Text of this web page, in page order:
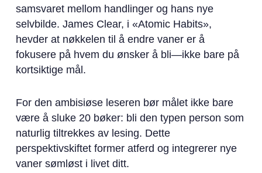
samsvaret mellom handlinger og hans nye
selvbilde. James Clear, i «Atomic Habits»,
hevder at nøkkelen til å endre vaner er å
fokusere på hvem du ønsker å bli—ikke bare på
kortsiktige mål.
For den ambisiøse leseren bør målet ikke bare
være å sluke 20 bøker: bli den typen person som
naturlig tiltrekkes av lesing. Dette
perspektivskiftet former atferd og integrerer nye
vaner sømløst i livet ditt.